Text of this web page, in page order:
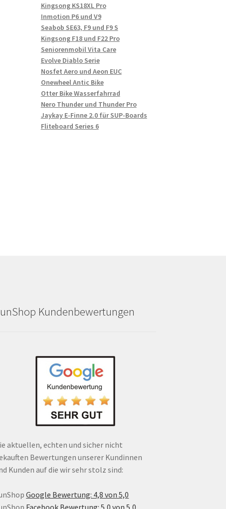
Kingsong KS18XL Pro
Inmotion P6 und V9
Seabob SE63, F9 und F9 S
Kingsong F18 und F22 Pro
Seniorenmobil Vita Care
Evolve Diablo Serie
Nosfet Aero und Aeon EUC
Onewheel Antic Bike
Otter Bike Wasserfahrrad
Nero Thunder und Thunder Pro
Jaykay E-Finne 2.0 für SUP-Boards
Fliteboard Series 6
Kundenbewertungen
aktuellen, echten und sicher nicht
Bewertungen unserer Kundinnen
Kunden auf die wir sehr stolz sind:
Google Bewertung: 4,8 von 5,0
Facebook Bewertung: 5,0 von 5,0